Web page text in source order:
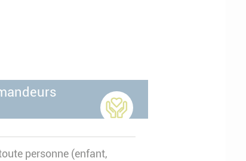
personne (enfant,